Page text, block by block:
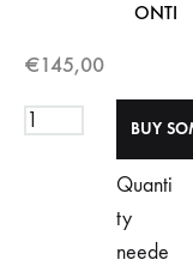
ONTI
€145,00
Quanti
ty
neede